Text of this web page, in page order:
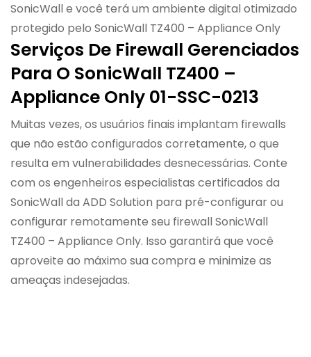
SonicWall e você terá um ambiente digital otimizado
protegido pelo SonicWall TZ400 – Appliance Only
Serviços De Firewall Gerenciados
Para O SonicWall TZ400 –
Appliance Only 01-SSC-0213
Muitas vezes, os usuários finais implantam firewalls
que não estão configurados corretamente, o que
resulta em vulnerabilidades desnecessárias. Conte
com os engenheiros especialistas certificados da
SonicWall da ADD Solution para pré-configurar ou
configurar remotamente seu firewall SonicWall
TZ400 – Appliance Only. Isso garantirá que você
aproveite ao máximo sua compra e minimize as
ameaças indesejadas.